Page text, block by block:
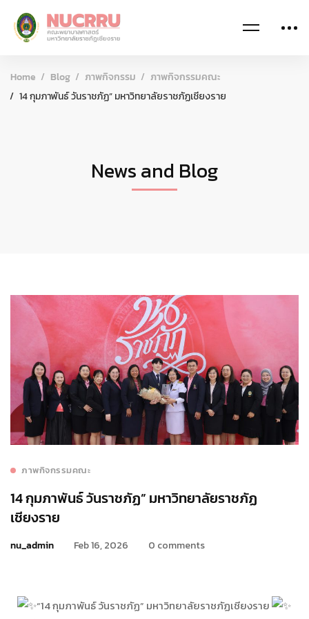
Home Blog ภาพกิจกรรม
ภาพกิจกรรมคณะ
14 กุมภาพันธ์ วันราชภัฏ” มหาวิทยาลัยราชภัฏเชียงราย
News and Blog
ภาพกิจกรรมคณะ
14 กุมภาพันธ์ วันราชภัฏ” มหาวิทยาลัยราชภัฏ
เชียงราย
nu_admin Feb 16, 2026 0 comments
“14 กุมภาพันธ์ วันราชภัฏ” มหาวิทยาลัยราชภัฏเชียงราย